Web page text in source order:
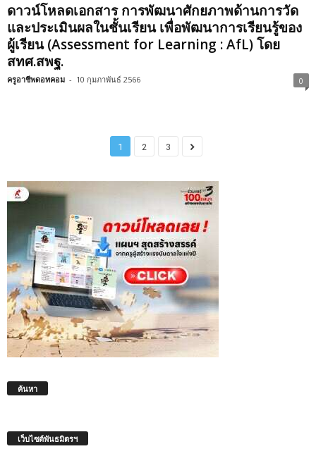
ดาวน์โหลดเอกสาร การพัฒนาศักยภาพด้านการวัด
และประเมินผลในชั้นเรียน เพื่อพัฒนาการเรียนรู้ของ
ผู้เรียน (Assessment for Learning : AfL) โดย
สทศ.สพฐ.
ครูอาชีพดอทคอม - 10 กุมภาพันธ์ 2566 0
1 2 3
ค้นหา
เว็บไซต์พันธมิตรฯ